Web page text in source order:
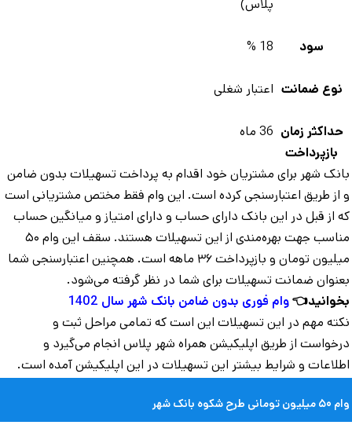
پلاس)
سود 18 %
نوع ضمانت اعتبار شغلی
حداکثر زمان
بازپرداخت
36 ماه
شهر برای مشتریان خود اقدام به پرداخت تسهیلات بدون ضامن
طریق اعتبارسنجی کرده است. این وام فقط مختص مشتریانی است
از قبل در این بانک دارای حساب و دارای امتیاز و میانگین حساب
مناسب جهت بهره‌مندی از این تسهیلات هستند. سقف این وام ۵۰
میلیون تومان و بازپرداخت ۳۶ ماهه است. همچنین اعتبارسنجی شما
ضمانت تسهیلات برای شما در نظر گرفته می‌شود.
وام فوری بدون ضامن بانک شهر سال 1402
مهم در این تسهیلات این است که تمامی مراحل ثبت و
از طریق اپلیکیشن همراه شهر پلاس انجام می‌گیرد و
و شرایط بیشتر این تسهیلات در این اپلیکیشن آمده است.
طرح شکوه بانک شهر